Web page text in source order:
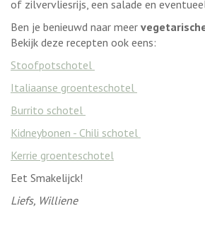
of zilvervliesrijs, een salade en
Ben je benieuwd naar meer
Bekijk deze recepten ook eens:
Stoofpotschotel
Italiaanse groenteschotel
Burrito schotel
Kidneybonen - Chili schotel
Kerrie groenteschotel
Eet Smakelijck!
Liefs, Williene